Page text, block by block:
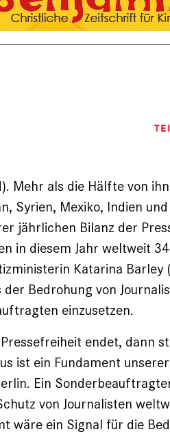
. Mehr als die Hälfte von
Syrien, Mexiko, Indien
jährlichen Bilanz der
in diesem Jahr weltweit
Katarina
der Bedrohung von
einzusetzen.
endet, dann
ist ein Fundament
Ein
von Journalisten
wäre ein Signal für die